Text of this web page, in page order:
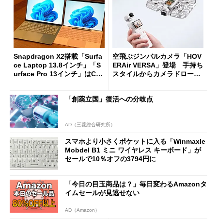
Snapdragon X2搭載「Surfa
ce Laptop 13.8インチ」「S
urface Pro 13インチ」はCop
た
空飛ぶジンバルカメラ「HOV
ERAir VERSA」登場 手持ち
スタイルからカメラドローン
「創薬立国」復活への分岐点
AD（三菱総合研究所）
スマホより小さくポケットに入る「Winmaxle
Mobdel B1 ミニ ワイヤレス キーボード」が
セールで10％オフの3794円に
「今日の目玉商品は？」毎日変わるAmazonタ
イムセールが見逃せない
AD（Amazon）